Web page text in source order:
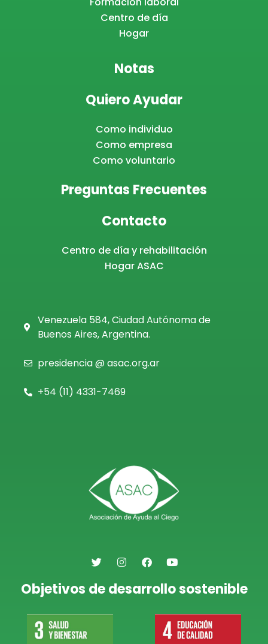
Centro de día
Hogar
Notas
Quiero Ayudar
Como individuo
Como empresa
Como voluntario
Preguntas Frecuentes
Contacto
Centro de día y rehabilitación
Hogar ASAC
Venezuela 584, Ciudad Autónoma de
Buenos Aires, Argentina.
presidencia @ asac.org.ar
+54 (11) 4331-7469
Objetivos de desarrollo sostenible